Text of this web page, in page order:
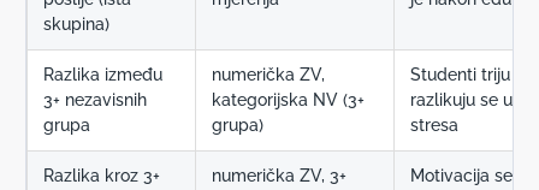
skupina)
Razlika između
3+ nezavisnih
grupa
numerička ZV,
kategorijska NV (3+
grupa)
Studenti triju
razlikuju se u
stresa
Razlika kroz 3+
numerička ZV, 3+
Motivacija se